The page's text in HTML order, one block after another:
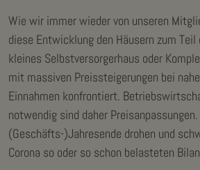
Wie wir immer wieder von unseren
diese Entwicklung den Häusern zum Teil
kleines Selbstversorgerhaus oder
mit massiven Preissteigerungen bei
Einnahmen konfrontiert.
notwendig sind daher
(Geschäfts-)Jahresende drohen und
Corona so oder so schon belasteten